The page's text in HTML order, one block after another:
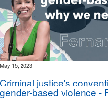
May 15, 2023
Criminal justice's
gender-based violence -